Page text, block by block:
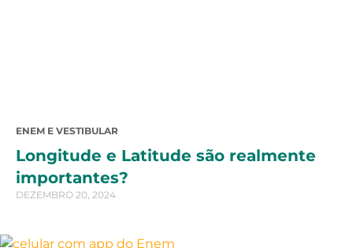
ENEM E VESTIBULAR
Longitude e Latitude são realmente
importantes?
DEZEMBRO 20, 2024